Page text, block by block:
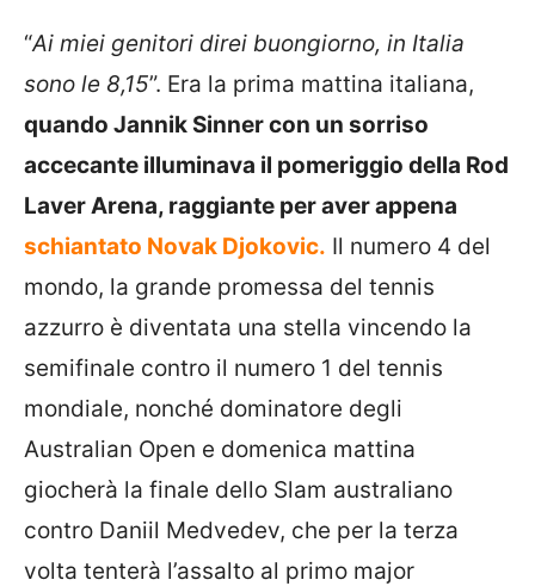
“Ai miei genitori direi buongiorno, in Italia
sono le 8,15”. Era la prima mattina italiana,
quando Jannik Sinner con un sorriso
accecante illuminava il pomeriggio della Rod
Laver Arena, raggiante per aver appena
schiantato Novak Djokovic. Il numero 4 del
mondo, la grande promessa del tennis
azzurro è diventata una stella vincendo la
semifinale contro il numero 1 del tennis
mondiale, nonché dominatore degli
Australian Open e domenica mattina
giocherà la finale dello Slam australiano
contro Daniil Medvedev, che per la terza
volta tenterà l’assalto al primo major